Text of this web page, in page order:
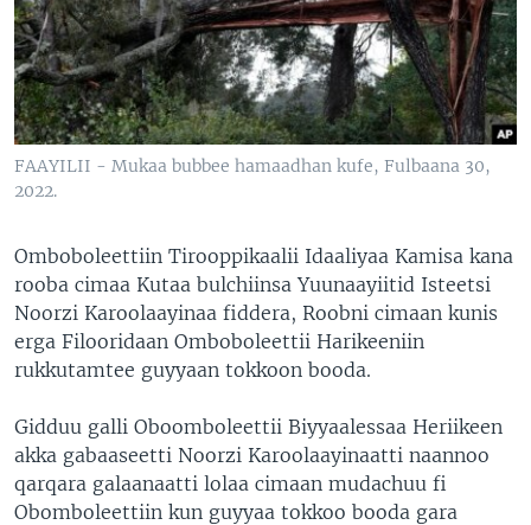
FAAYILII - Mukaa bubbee hamaadhan kufe, Fulbaana 30,
2022.
Omboboleettiin Tirooppikaalii Idaaliyaa Kamisa kana
rooba cimaa Kutaa bulchiinsa Yuunaayiitid Isteetsi
Noorzi Karoolaayinaa fiddera, Roobni cimaan kunis
erga Filooridaan Omboboleettii Harikeeniin
rukkutamtee guyyaan tokkoon booda.
Gidduu galli Oboomboleettii Biyyaalessaa Heriikeen
akka gabaaseetti Noorzi Karoolaayinaatti naannoo
qarqara galaanaatti lolaa cimaan mudachuu fi
Obomboleettiin kun guyyaa tokkoo booda gara